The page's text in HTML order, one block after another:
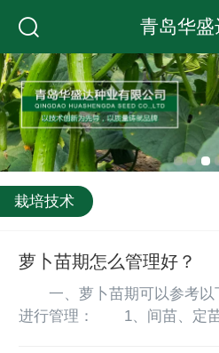
青岛华盛
栽培技术
萝卜苗期怎么管理好？
一、萝卜苗期可以参考以
进行管理：　　1、间苗、定